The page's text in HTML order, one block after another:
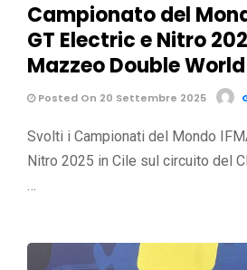
Campionato del
GT Electric e Nitro
Mazzeo Double
Posted On 20 Settembre 2025
Svolti i Campionati del Mondo
Nitro 2025 in Cile sul circuito del
…